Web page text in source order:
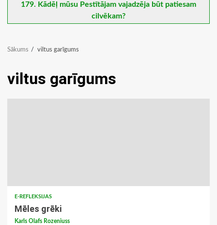
179. Kādēļ mūsu Pestītājam vajadzēja būt patiesam
cilvēkam?
Sākums viltus garīgums
viltus garīgums
E-REFLEKSIJAS
Mēles grēki
Karls Olafs Rozeniuss